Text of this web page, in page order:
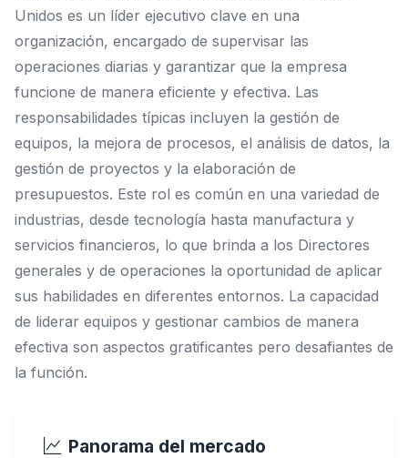
Unidos es un líder ejecutivo clave en una
organización, encargado de supervisar las
operaciones diarias y garantizar que la empresa
funcione de manera eficiente y efectiva. Las
responsabilidades típicas incluyen la gestión de
equipos, la mejora de procesos, el análisis de datos, la
gestión de proyectos y la elaboración de
presupuestos. Este rol es común en una variedad de
industrias, desde tecnología hasta manufactura y
servicios financieros, lo que brinda a los Directores
generales y de operaciones la oportunidad de aplicar
sus habilidades en diferentes entornos. La capacidad
de liderar equipos y gestionar cambios de manera
efectiva son aspectos gratificantes pero desafiantes de
la función.
Panorama del mercado